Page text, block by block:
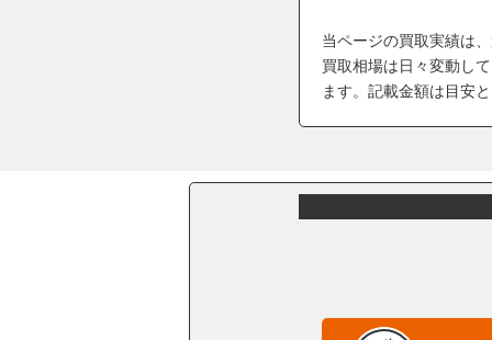
当ページの買取実績は
買取相場は日々変動し
ます。記載金額は目安